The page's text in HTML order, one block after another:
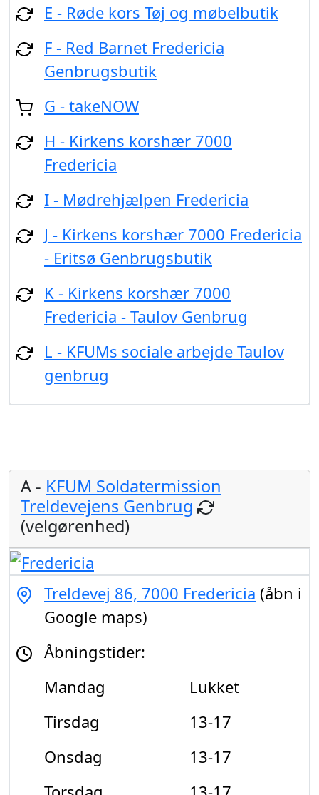
E - Røde kors Tøj og møbelbutik
F - Red Barnet Fredericia
Genbrugsbutik
G - takeNOW
H - Kirkens korshær 7000
Fredericia
I - Mødrehjælpen Fredericia
J - Kirkens korshær 7000 Fredericia
- Eritsø Genbrugsbutik
K - Kirkens korshær 7000
Fredericia - Taulov Genbrug
L - KFUMs sociale arbejde Taulov
genbrug
A - KFUM Soldatermission
Treldevejens Genbrug
(velgørenhed)
Treldevej 86, 7000 Fredericia (åbn i
Google maps)
Åbningstider:
Mandag
Lukket
Tirsdag
13-17
Onsdag
13-17